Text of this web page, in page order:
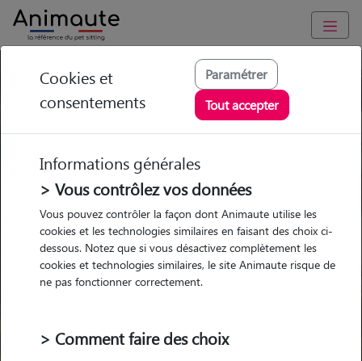
Trouvez votre gardien idéal !
Garde
chez le Pet Sitter
Garde
chez le Pet Sitter Visites
Visites
Pour quel animal ?
Cookies et
consentements
Paramétrer
Tout accepter
Informations générales
> Vous contrôlez vos données
Vous pouvez contrôler la façon dont Animaute utilise les
cookies et les technologies similaires en faisant des choix ci-
dessous. Notez que si vous désactivez complètement les
cookies et technologies similaires, le site Animaute risque de
ne pas fonctionner correctement.
> Comment faire des choix